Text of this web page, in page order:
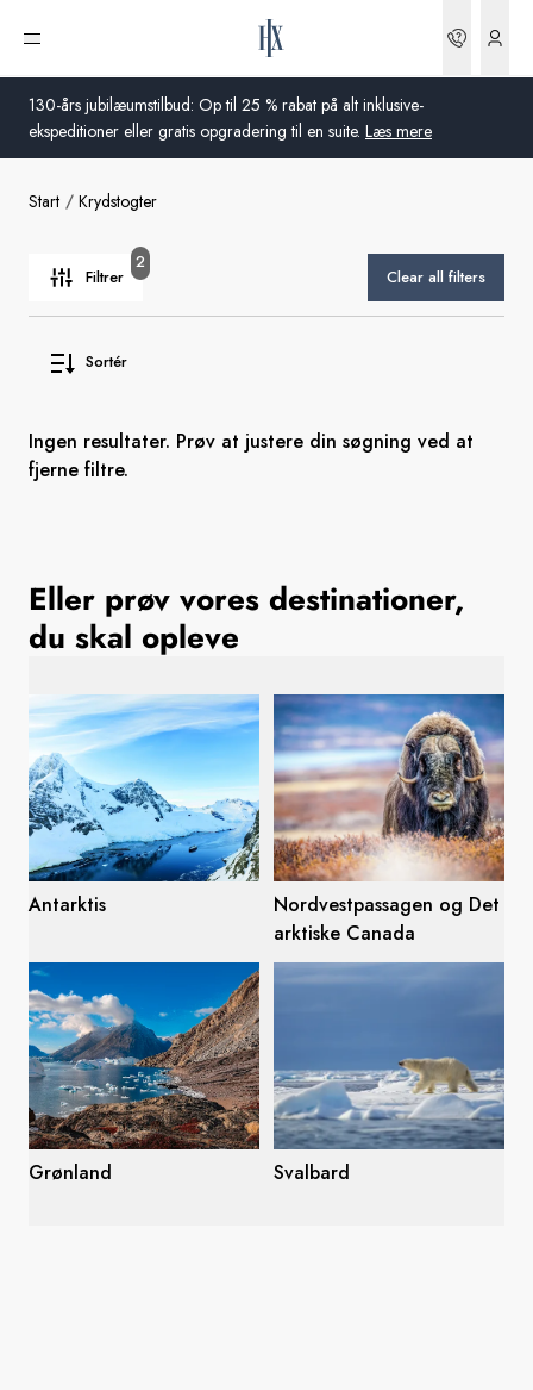
130-års jubilæumstilbud: Op til 25 % rabat på alt inklusive-
ekspeditioner eller gratis opgradering til en suite. Læs mere
Åbn menu
Australien
Storbritannien
USA
Schweiz
Danmark
Norge
Global
Start Krydstogter
Filtrer
2
Clear all filters
Sortér
Ingen resultater. Prøv at justere din søgning ved at
fjerne filtre.
Eller prøv vores destinationer,
du skal opleve
Antarktis
Nordvestpassagen og Det
arktiske Canada
Grønland Svalbard